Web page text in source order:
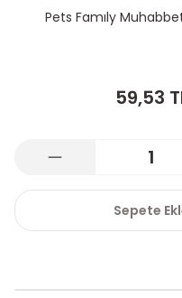
Pets Famıly
59,53
Sepete